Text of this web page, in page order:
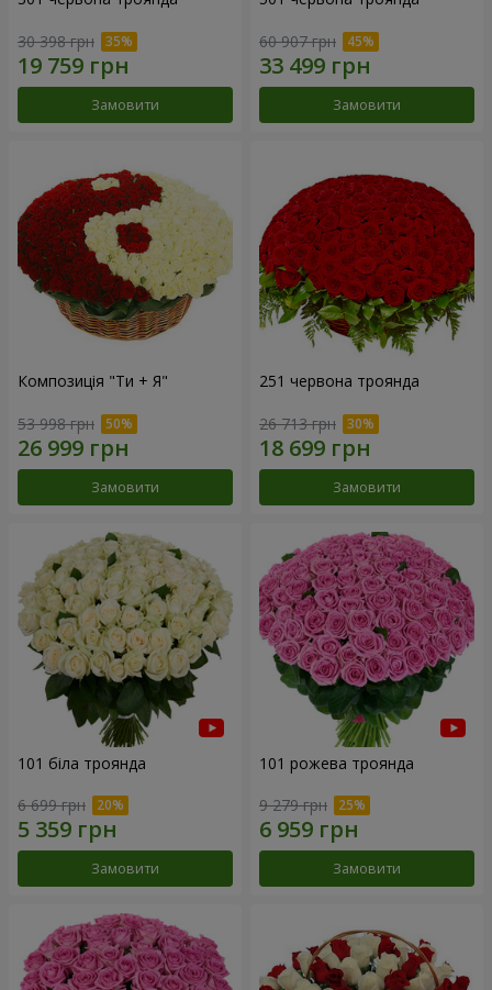
30 398 грн
Замовити
60 907 грн
Замовити
Композиція "Ти + Я"
53 998 грн
Замовити
251 червона троянда
26 713 грн
Замовити
101 біла троянда
6 699 грн
Замовити
101 рожева троянда
9 279 грн
Замовити